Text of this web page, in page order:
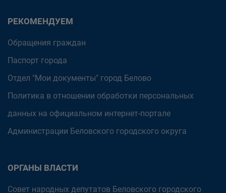
РЕКОМЕНДУЕМ
Обращения граждан
Паспорт города
Отдел "Мои документы" город Белово
Политика в отношении обработки персональных
данных на официальном интернет-портале
Администрации Беловского городского округа
ОРГАНЫ ВЛАСТИ
Совет народных депутатов Беловского городского